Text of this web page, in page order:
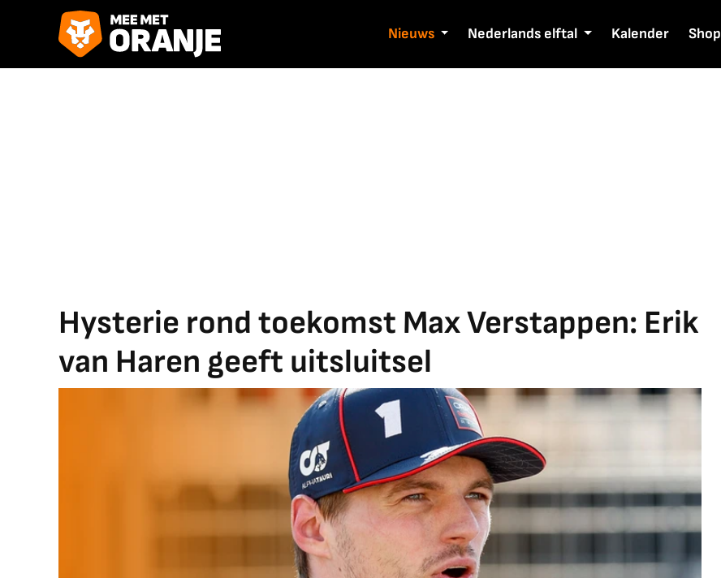
Nieuws Nederlands elftal Kalender Shop
Hysterie rond toekomst Max Verstappen: Erik
van Haren geeft uitsluitsel